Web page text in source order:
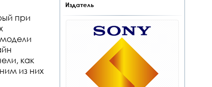
при
как
из них
Издатель